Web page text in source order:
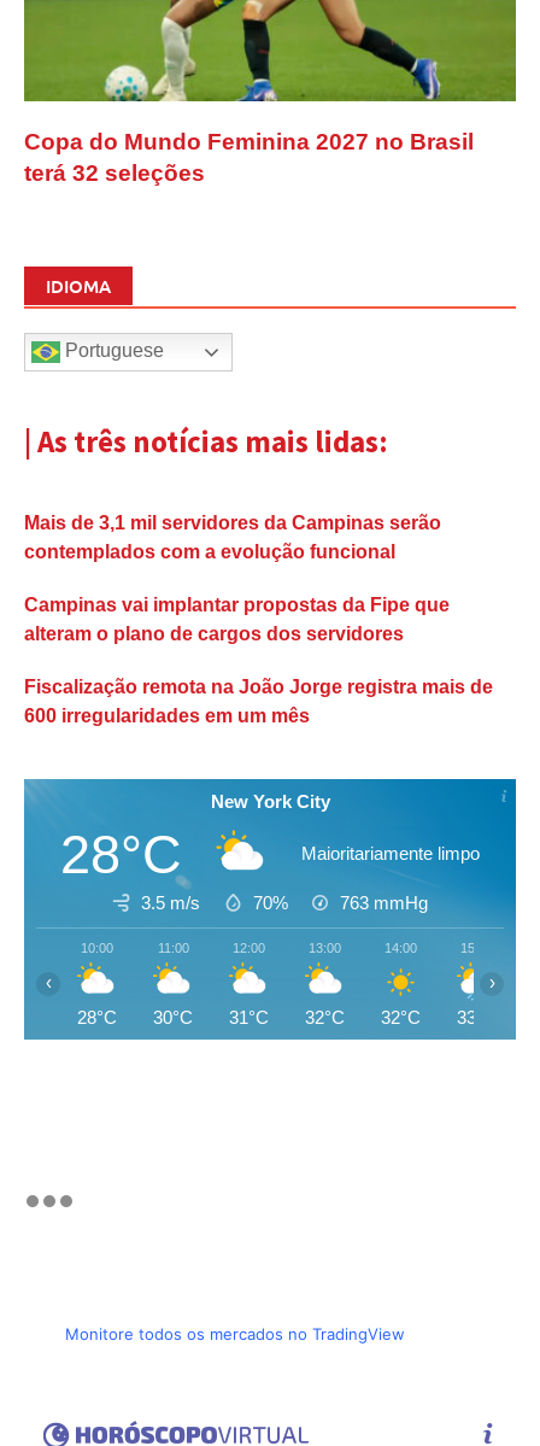
Copa do Mundo Feminina 2027 no Brasil
terá 32 seleções
IDIOMA
Portuguese
| As três notícias mais lidas:
Mais de 3,1 mil servidores da Campinas serão
contemplados com a evolução funcional
Campinas vai implantar propostas da Fipe que
alteram o plano de cargos dos servidores
Fiscalização remota na João Jorge registra mais de
600 irregularidades em um mês
New York City
28°C Maioritariamente limpo
3.5 m/s 70% 763 mmHg
10:00
28°C
11:00
30°C
12:00
31°C
13:00
32°C
14:00
32°C
15:00
33°C
‹ ›
Monitore todos os mercados no TradingView